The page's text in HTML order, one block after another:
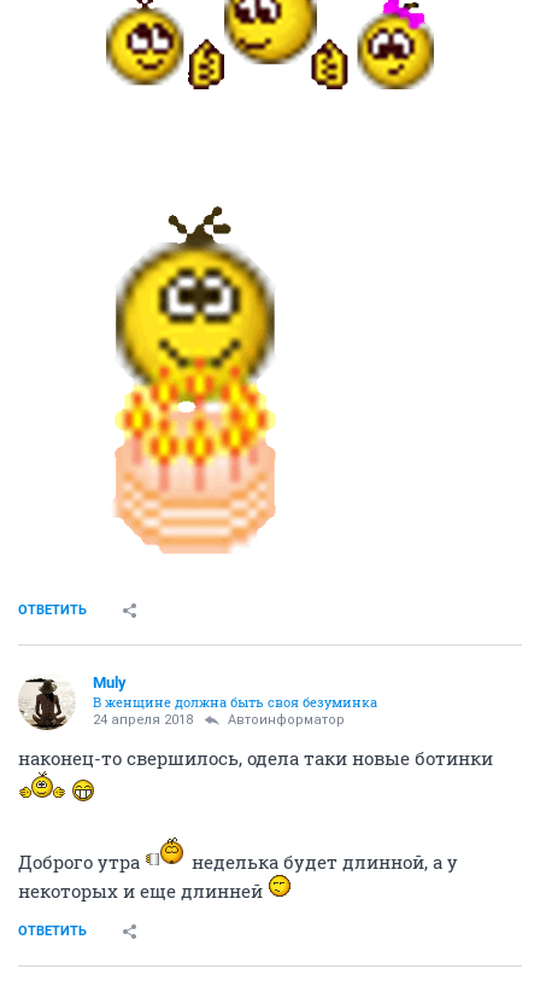
ОТВЕТИТЬ
Muly
В женщине должна быть своя безyминка
24 апреля 2018 Автоинформатор
наконец-то свершилось, одела таки новые ботинки
Доброго утра
неделька будет длинной, а у
некоторых и еще длинней
ОТВЕТИТЬ